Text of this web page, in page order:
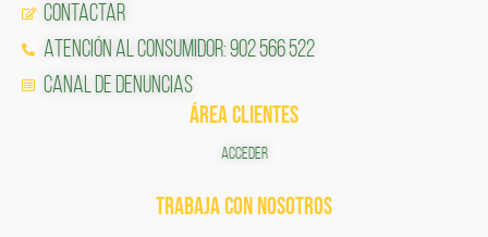
Contactar
Atención al Consumidor: 902 566 522
Canal de Denuncias
ÁREA CLIENTES
ACCEDER
TRABAJA CON NOSOTROS